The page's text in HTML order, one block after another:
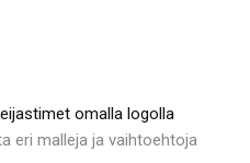
omalla logolla
eri malleja ja vaihtoehtoja